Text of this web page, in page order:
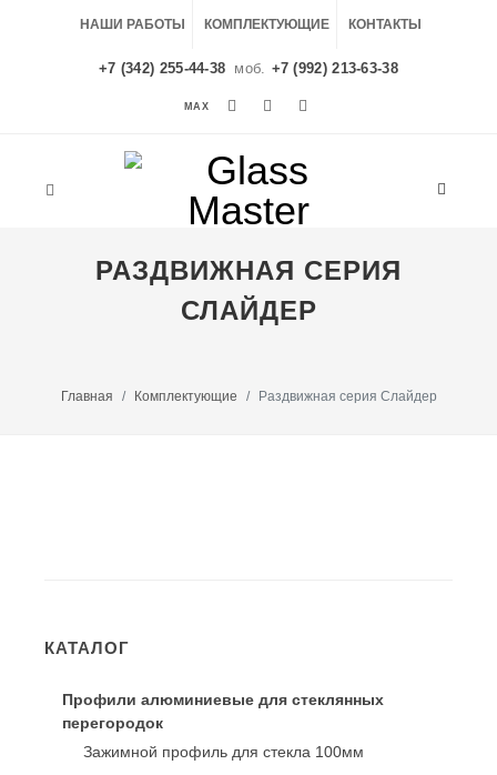
НАШИ РАБОТЫ КОМПЛЕКТУЮЩИЕ КОНТАКТЫ
+7 (342) 255-44-38 моб. +7 (992) 213-63-38
MAX
РАЗДВИЖНАЯ СЕРИЯ
СЛАЙДЕР
Главная Комплектующие Раздвижная серия Слайдер
КАТАЛОГ
Профили алюминиевые для стеклянных
перегородок
Зажимной профиль для стекла 100мм